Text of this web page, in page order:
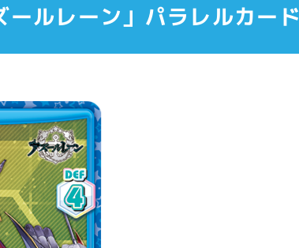
ルレーン」パラレルカード